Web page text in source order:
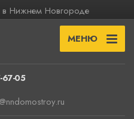
в Нижнем Новгороде
МЕНЮ
67-05